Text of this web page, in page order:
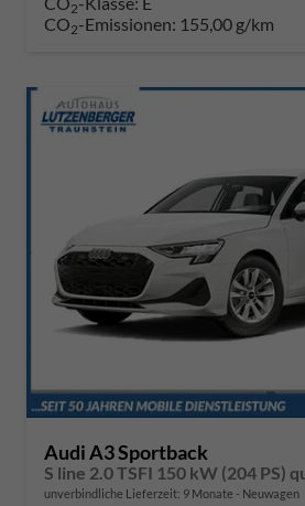
2
CO2-Emissionen: 155,00 g/km
Audi A3 Sportback
unverbindliche Lieferzeit: 9 Monate Neuwagen